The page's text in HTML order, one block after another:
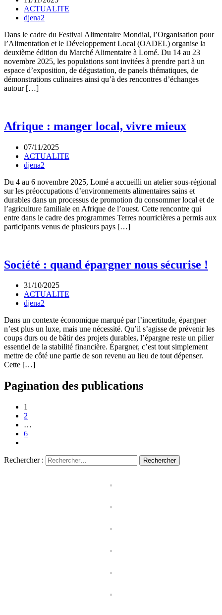
ACTUALITE
djena2
Dans le cadre du Festival Alimentaire Mondial, l’Organisation pour
l’Alimentation et le Développement Local (OADEL) organise la
deuxième édition du Marché Alimentaire à Lomé. Du 14 au 23
novembre 2025, les populations sont invitées à prendre part à un
espace d’exposition, de dégustation, de panels thématiques, de
démonstrations culinaires ainsi qu’à des rencontres d’échanges
autour […]
Afrique : manger local, vivre mieux
07/11/2025
ACTUALITE
djena2
Du 4 au 6 novembre 2025, Lomé a accueilli un atelier sous-régional
sur les préoccupations d’environnements alimentaires sains et
durables dans un processus de promotion du consommer local et de
l’agriculture familiale en Afrique de l’ouest. Cette rencontre qui
entre dans le cadre des programmes Terres nourricières a permis aux
participants venus de plusieurs pays […]
Société : quand épargner nous sécurise !
31/10/2025
ACTUALITE
djena2
Dans un contexte économique marqué par l’incertitude, épargner
n’est plus un luxe, mais une nécessité. Qu’il s’agisse de prévenir les
coups durs ou de bâtir des projets durables, l’épargne reste un pilier
essentiel de la stabilité financière. Épargner, c’est tout simplement
mettre de côté une partie de son revenu au lieu de tout dépenser.
Cette […]
Pagination des publications
1
2
…
6
Rechercher :